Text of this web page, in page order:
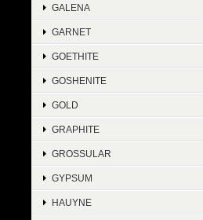
GALENA
GARNET
GOETHITE
GOSHENITE
GOLD
GRAPHITE
GROSSULAR
GYPSUM
HAUYNE